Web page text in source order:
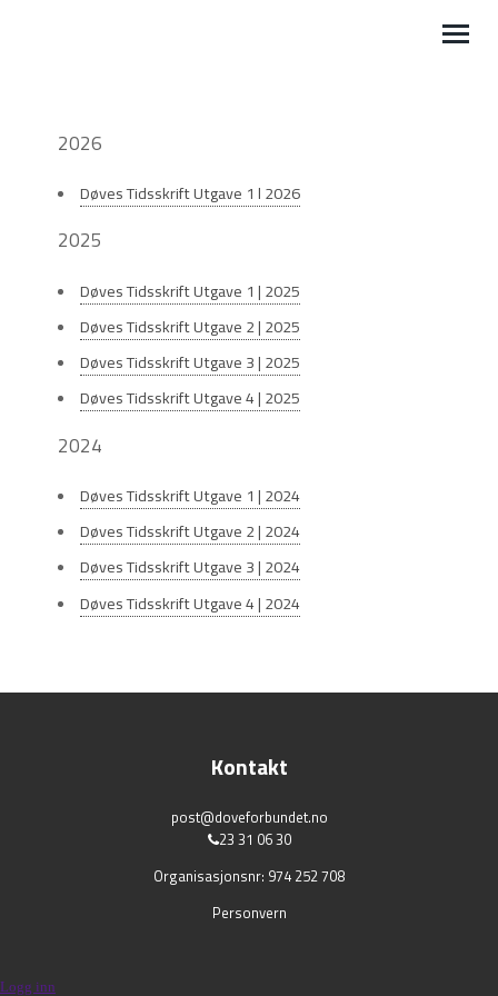
TIL DOVEFORBUNDET.NO
2026
Døves Tidsskrift Utgave 1 l 2026
2025
Døves Tidsskrift Utgave 1 | 2025
Døves Tidsskrift Utgave 2 | 2025
Døves Tidsskrift Utgave 3 | 2025
Døves Tidsskrift Utgave 4 | 2025
2024
Døves Tidsskrift Utgave 1 | 2024
Døves Tidsskrift Utgave 2 | 2024
Døves Tidsskrift Utgave 3 | 2024
Døves Tidsskrift Utgave 4 | 2024
Kontakt
post@doveforbundet.no
23 31 06 30
Organisasjonsnr: 974 252 708
Personvern
Logg inn